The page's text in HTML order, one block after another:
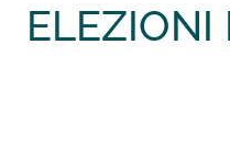
ELEZIONI